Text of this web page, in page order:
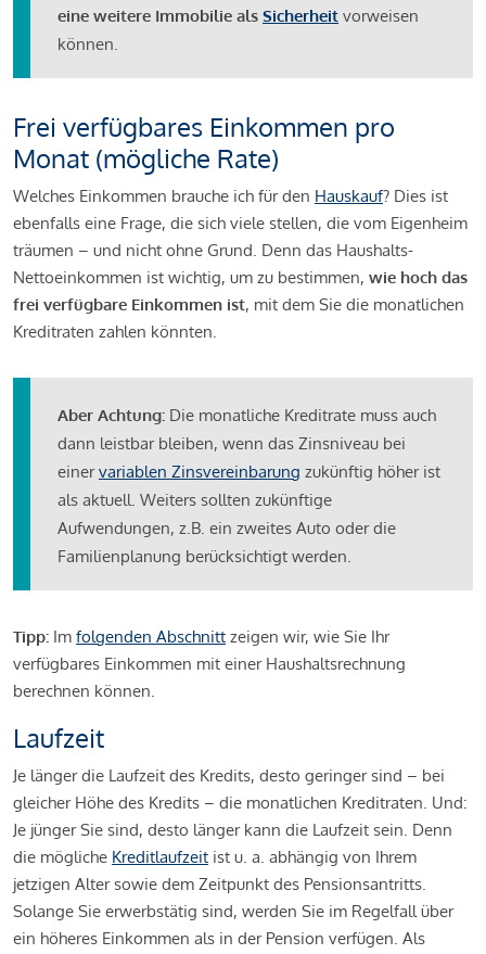
eine weitere Immobilie als Sicherheit vorweisen
können.
Frei verfügbares Einkommen pro
Monat (mögliche Rate)
Welches Einkommen brauche ich für den Hauskauf? Dies ist
ebenfalls eine Frage, die sich viele stellen, die vom Eigenheim
träumen – und nicht ohne Grund. Denn das Haushalts-
Nettoeinkommen ist wichtig, um zu bestimmen, wie hoch das
frei verfügbare Einkommen ist, mit dem Sie die monatlichen
Kreditraten zahlen könnten.
Aber Achtung: Die monatliche Kreditrate muss auch
dann leistbar bleiben, wenn das Zinsniveau bei
einervariablen Zinsvereinbarung zukünftig höher ist
als aktuell. Weiters sollten zukünftige
Aufwendungen, z.B. ein zweites Auto oder die
Familienplanung berücksichtigt werden.
Tipp: Im folgenden Abschnitt zeigen wir, wie Sie Ihr
verfügbares Einkommen mit einer Haushaltsrechnung
berechnen können.
Laufzeit
Je länger die Laufzeit des Kredits, desto geringer sind – bei
gleicher Höhe des Kredits – die monatlichen Kreditraten. Und:
Je jünger Sie sind, desto länger kann die Laufzeit sein. Denn
die mögliche Kreditlaufzeit ist u. a. abhängig von Ihrem
jetzigen Alter sowie dem Zeitpunkt des Pensionsantritts.
Solange Sie erwerbstätig sind, werden Sie im Regelfall über
ein höheres Einkommen als in der Pension verfügen. Als